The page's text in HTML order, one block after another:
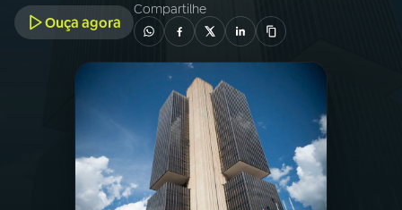
A RÁDIO
PROGRAMAÇÃO
PROGRAMAS
PODCASTS
Ouça agora
Compartilhe